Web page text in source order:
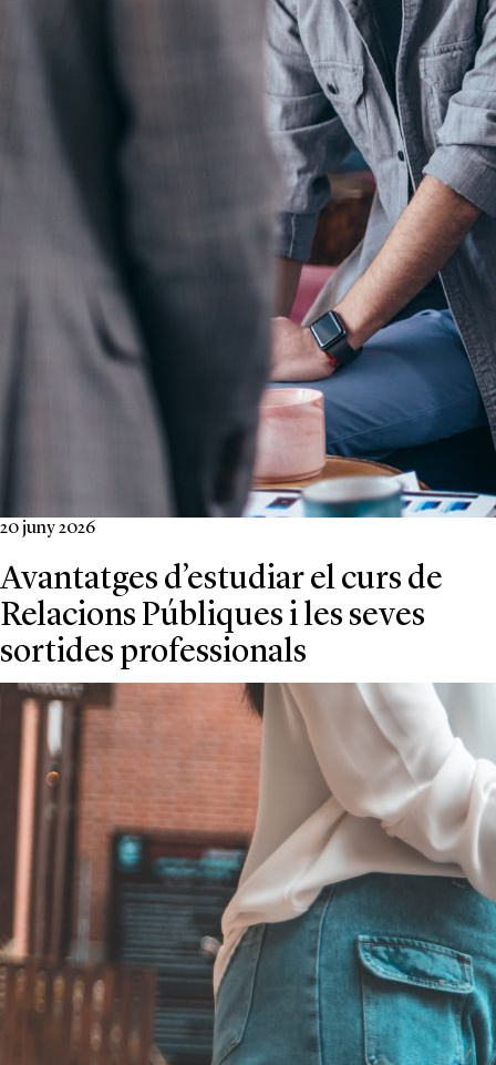
20 juny 2026
Avantatges d’estudiar el curs de
Relacions Públiques i les seves
sortides professionals